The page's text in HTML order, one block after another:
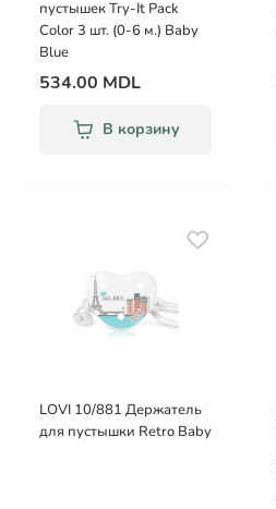
пустышек Try-It Pack
Color 3 шт. (0-6 м.) Baby
Blue
534.00 MDL
В корзину
LOVI 10/881 Держатель
для пустышки Retro Baby